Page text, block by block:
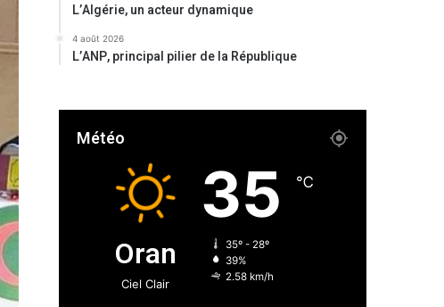
L’Algérie, un acteur dynamique
4 août 2026
L’ANP, principal pilier de la République
Météo
Oran
Ciel Clair
35 ℃
35º - 28º
39%
2.58 km/h